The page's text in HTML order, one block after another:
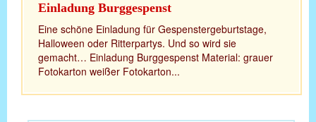
Einladung Burggespenst
Eine schöne Einladung für Gespenstergeburtstage,
Halloween oder Ritterpartys. Und so wird sie
gemacht… Einladung Burggespenst Material: grauer
Fotokarton weißer Fotokarton...